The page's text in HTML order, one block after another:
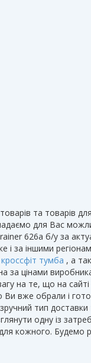
та товарів
для Вас
626a б/у за
і за іншими
кроссфіт тумба , а
за цінами
на те, що на
Ви вже обрали і
тип
одну із
кожного. Будемо